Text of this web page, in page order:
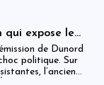
ravivant les
publiques.
qui expose le
de Dunord
politique. Sur
l’ancien